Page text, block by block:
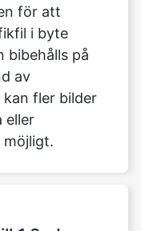
av
fler bilder
eller